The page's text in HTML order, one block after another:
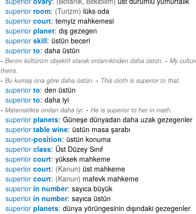
superiorroom (Turizm) lüks oda
superiorcourt temyiz mahkemesi
superiorplanet dış gezegen
superiorskill üstün beceri
superiorto daha üstün
Benim kültürüm objektif olarak onlarınkinden daha üstün. - My
theirs.
Bu kumaş ona göre daha üstün. - This cloth is superior to that.
superiorto den üstün
superiorto daha iyi
Matematikte ondan daha iyi. - He is superior to her in math.
superiorplanets Güneşe dünyadan daha uzak gezegenler
superiortable wine üstün masa şarabı
superior-position üstün konuma
superiorclass Üst Düzey Sınıf
superiorcourt yüksek mahkeme
superiorcourt (Kanun) üst mahkeme
superiorcourt (Kanun) mafevk mahkeme
superiorin number sayıca büyük
superiorin number sayıca üstün
superiorplanets dünya yörüngesinin dışındaki gezegenler